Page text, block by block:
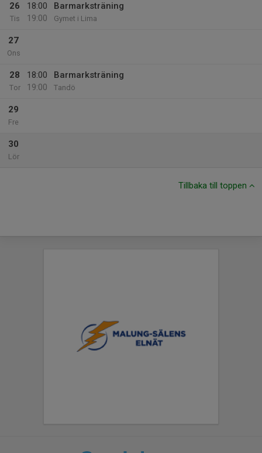
26
Tis
18:00
19:00
Barmarksträning
Gymet i Lima
27
Ons
28
Tor
18:00
19:00
Barmarksträning
Tandö
29
Fre
30
Lör
Tillbaka till toppen